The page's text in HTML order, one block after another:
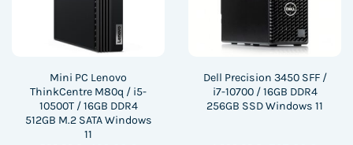
Mini PC Lenovo
ThinkCentre M80q / i5-
10500T / 16GB DDR4
512GB M.2 SATA Windows
11
Dell Precision 3450 SFF /
i7-10700 / 16GB DDR4
256GB SSD Windows 11